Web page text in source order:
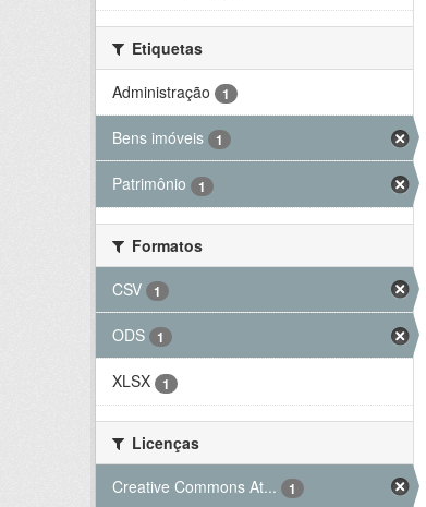
Etiquetas
Administração
1
Bens imóveis 1
Patrimônio 1
Formatos
CSV
1
ODS 1
XLSX 1
Licenças
Creative Commons At...
1